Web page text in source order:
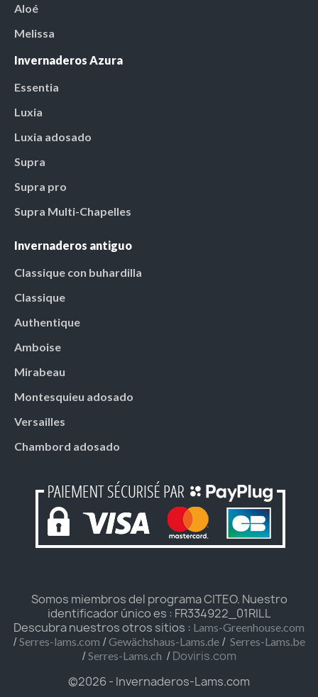
Aloé
Melissa
Invernaderos Azura
Essentia
Luxia
Luxia adosado
Supra
Supra pro
Supra Multi-Chapelles
Invernaderos antiguo
Classique con buhardilla
Classique
Authentique
Amboise
Mirabeau
Montesquieu adosado
Versailles
Chambord adosado
Somos miembros del programa CITEO. Nuestro
identificador único es : FR334922_01RILL
Descubra nuestros otros sitios : Lams-Greenhouse.com
/ Serres-lams.com /Gewächshaus-Lams.de / Serres-Lams.be
/ Serres-Lams.ch /Doviris.com
©2026 - Invernaderos-Lams.com